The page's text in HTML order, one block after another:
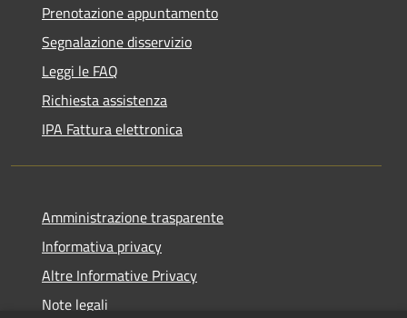
Prenotazione appuntamento
Segnalazione disservizio
Leggi le FAQ
Richiesta assistenza
IPA Fattura elettronica
Amministrazione trasparente
Informativa privacy
Altre Informative Privacy
Note legali